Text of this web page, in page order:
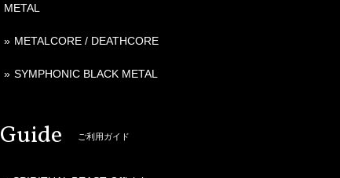
METAL
METALCORE / DEATHCORE
SYMPHONIC BLACK METAL
Guide ご利用ガイド